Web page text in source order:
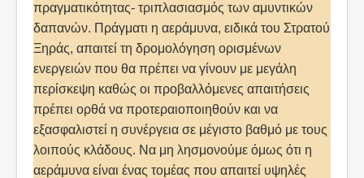
πραγματικότητας- τριπλασιασμός των αμυντικών
δαπανών. Πράγματι η αεράμυνα, ειδικά του Στρατού
Ξηράς, απαιτεί τη δρομολόγηση ορισμένων
ενεργειών που θα πρέπει να γίνουν με μεγάλη
περίσκεψη καθώς οι προβαλλόμενες απαιτήσεις
πρέπει ορθά να προτεραιοποιηθούν και να
εξασφαλιστεί η συνέργεια σε μέγιστο βαθμό με τους
λοιπούς κλάδους. Να μη λησμονούμε όμως ότι η
αεράμυνα είναι ένας τομέας που απαιτεί υψηλές